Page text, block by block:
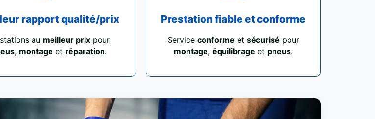
rapport qualité/prix
au meilleur prixpour
, montage et réparation.
Prestation fiable et conforme
Service conforme et sécurisé pour
montage, équilibrage et pneus.